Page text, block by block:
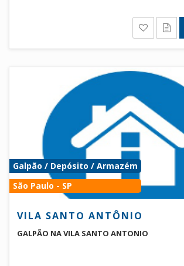
Galpão / Depósito / Armazém
São Paulo - SP
VILA SANTO ANTÔNIO
GALPÃO NA VILA SANTO ANTONIO